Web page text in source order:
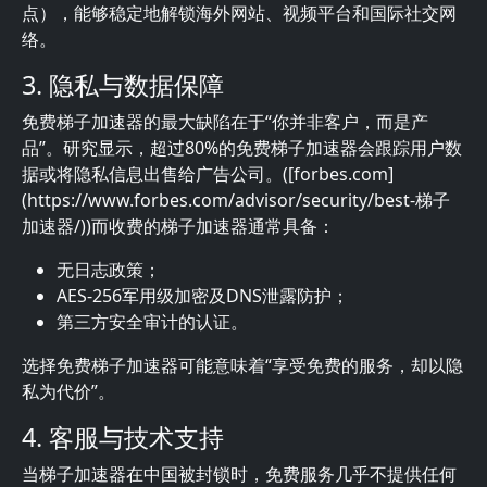
点），能够稳定地解锁海外网站、视频平台和国际社交网
络。
3. 隐私与数据保障
免费梯子加速器的最大缺陷在于“你并非客户，而是产
品”。研究显示，超过80%的免费梯子加速器会跟踪用户数
据或将隐私信息出售给广告公司。([forbes.com]
(https://www.forbes.com/advisor/security/best-梯子
加速器/))而收费的梯子加速器通常具备：
无日志政策；
AES-256军用级加密及DNS泄露防护；
第三方安全审计的认证。
选择免费梯子加速器可能意味着“享受免费的服务，却以隐
私为代价”。
4. 客服与技术支持
当梯子加速器在中国被封锁时，免费服务几乎不提供任何